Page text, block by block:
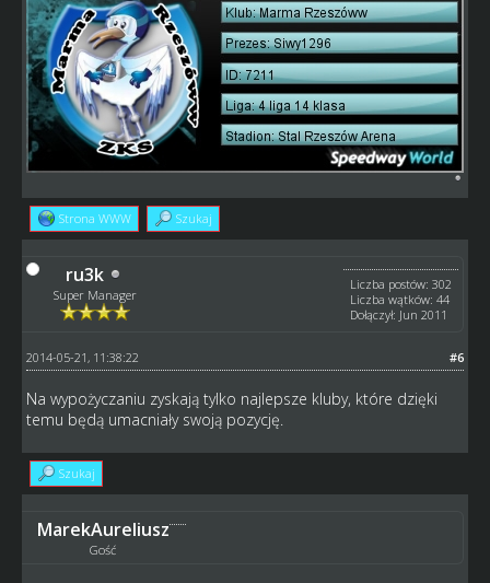
Strona WWW Szukaj
ru3k
Super Manager
Liczba postów: 302
Liczba wątków: 44
Dołączył: Jun 2011
#6
2014-05-21, 11:38:22
Na wypożyczaniu zyskają tylko najlepsze kluby, które dzięki
temu będą umacniały swoją pozycję.
Szukaj
MarekAureliusz
Gość